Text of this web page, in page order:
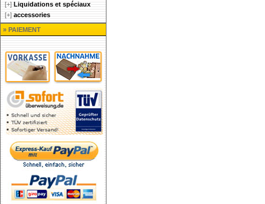
[+] Liquidations et spéciaux
[+] accessories
» PAIEMENT